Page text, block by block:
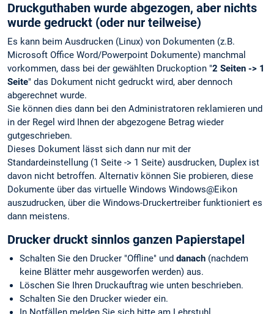
Druckguthaben wurde abgezogen, aber nichts
wurde gedruckt (oder nur teilweise)
Es kann beim Ausdrucken (Linux) von Dokumenten (z.B.
Microsoft Office Word/Powerpoint Dokumente) manchmal
vorkommen, dass bei der gewählten Druckoption "2 Seiten -> 1
Seite" das Dokument nicht gedruckt wird, aber dennoch
abgerechnet wurde.
Sie können dies dann bei den Administratoren reklamieren und
in der Regel wird Ihnen der abgezogene Betrag wieder
gutgeschrieben.
Dieses Dokument lässt sich dann nur mit der
Standardeinstellung (1 Seite -> 1 Seite) ausdrucken, Duplex ist
davon nicht betroffen. Alternativ können Sie probieren, diese
Dokumente über das virtuelle Windows Windows@Eikon
auszudrucken, über die Windows-Druckertreiber funktioniert es
dann meistens.
Drucker druckt sinnlos ganzen Papierstapel
Schalten Sie den Drucker "Offline" und danach (nachdem
keine Blätter mehr ausgeworfen werden) aus.
Löschen Sie Ihren Druckauftrag wie unten beschrieben.
Schalten Sie den Drucker wieder ein.